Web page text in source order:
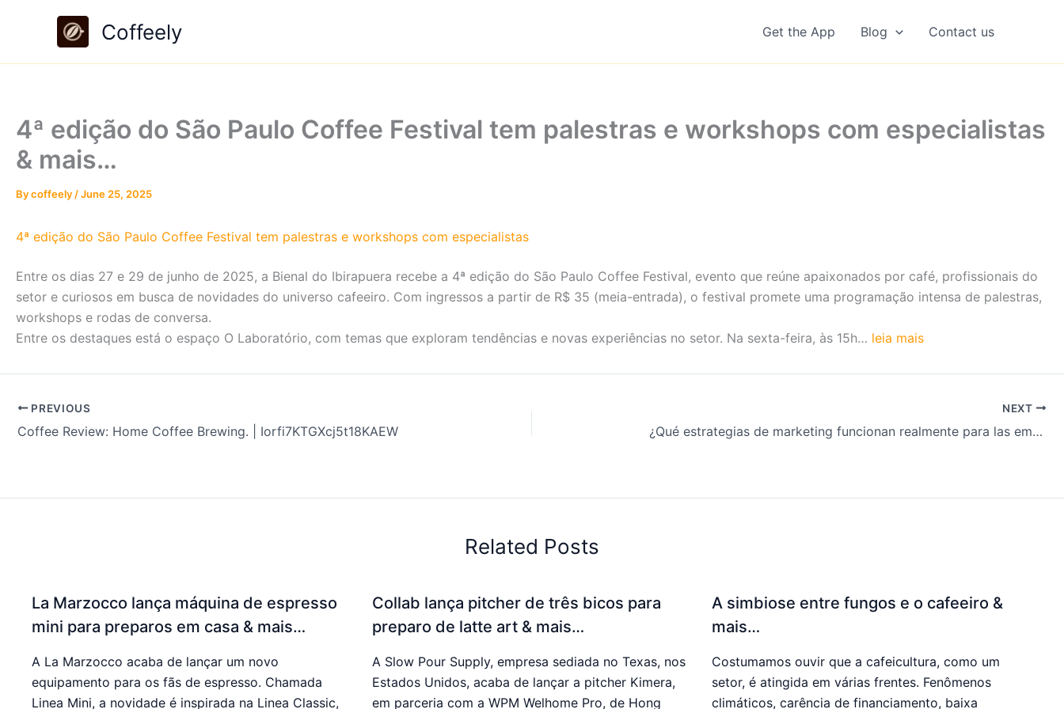
Coffeely Get the App Blog Contact us
4ª edição do São Paulo Coffee Festival tem palestras e workshops com especialistas
& mais…
Bycoffeely /June 25, 2025
4ª edição do São Paulo Coffee Festival tem palestras e workshops com especialistas
Entre os dias 27 e 29 de junho de 2025, a Bienal do Ibirapuera recebe a 4ª edição do São Paulo Coffee Festival, evento que reúne apaixonados por café, profissionais do
setor e curiosos em busca de novidades do universo cafeeiro. Com ingressos a partir de R$ 35 (meia-entrada), o festival promete uma programação intensa de palestras,
workshops e rodas de conversa.
Entre os destaques está o espaço O Laboratório, com temas que exploram tendências e novas experiências no setor. Na sexta-feira, às 15h… leia mais
PREVIOUS
Coffee Review: Home Coffee Brewing. | Iorfi7KTGXcj5t18KAEW
NEXT
¿Qué estrategias de marketing funcionan realmente para las empresas de café? & más…
Related Posts
La Marzocco lança máquina de espresso
mini para preparos em casa & mais…
A La Marzocco acaba de lançar um novo
equipamento para os fãs de espresso. Chamada
Linea Mini, a novidade é inspirada na Linea Classic,
Collab lança pitcher de três bicos para
preparo de latte art & mais…
A Slow Pour Supply, empresa sediada no Texas, nos
Estados Unidos, acaba de lançar a pitcher Kimera,
em parceria com a WPM Welhome Pro, de Hong
A simbiose entre fungos e o cafeeiro &
mais…
Costumamos ouvir que a cafeicultura, como um
setor, é atingida em várias frentes. Fenômenos
climáticos, carência de financiamento, baixa